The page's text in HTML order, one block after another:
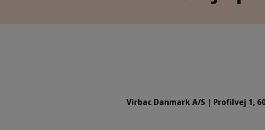
Virbac Danmark A/S | Profilvej 1,